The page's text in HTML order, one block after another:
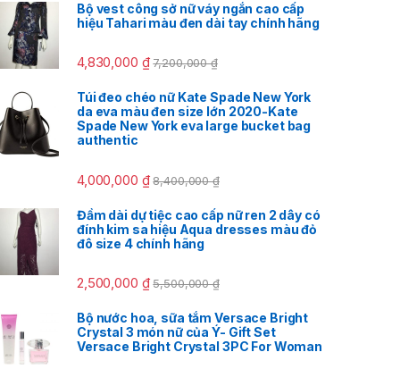
Bộ vest công sở nữ váy ngắn cao cấp
hiệu Tahari màu đen dài tay chính hãng
4,830,000 ₫ 7,200,000₫
Túi đeo chéo nữ Kate Spade New York
da eva màu đen size lớn 2020-Kate
Spade New York eva large bucket bag
authentic
4,000,000 ₫ 8,400,000₫
Đầm dài dự tiệc cao cấp nữ ren 2 dây có
đính kim sa hiệu Aqua dresses màu đỏ
đô size 4 chính hãng
2,500,000 ₫ 5,500,000₫
Bộ nước hoa, sữa tắm Versace Bright
Crystal 3 món nữ của Ý- Gift Set
Versace Bright Crystal 3PC For Woman